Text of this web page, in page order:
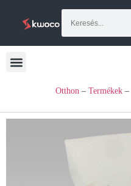
Otthon – Termékek –